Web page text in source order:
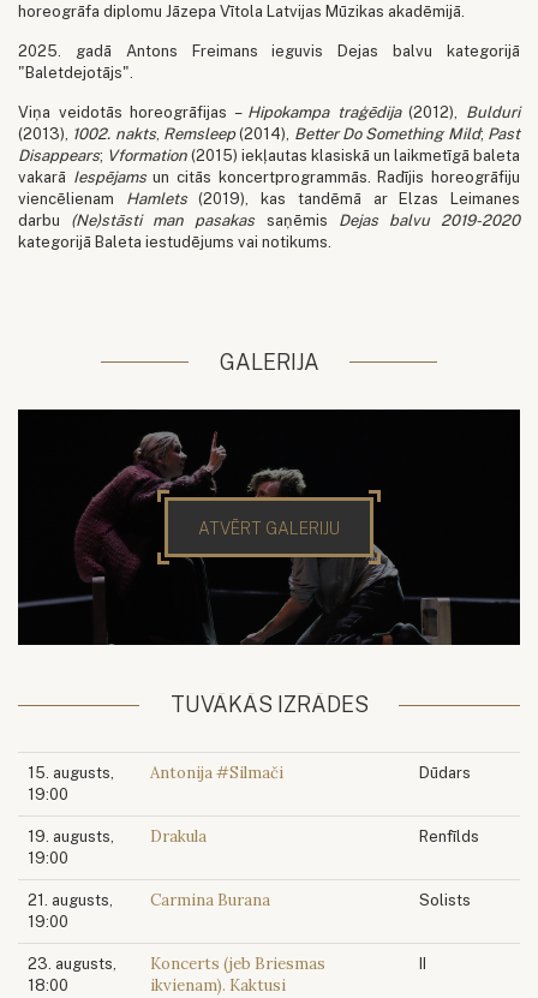
horeogrāfa diplomu Jāzepa Vītola Latvijas Mūzikas akadēmijā.
2025. gadā Antons Freimans ieguvis Dejas balvu kategorijā
"Baletdejotājs".
Viņa veidotās horeogrāfijas – Hipokampa traģēdija(2012), Bulduri
(2013), 1002. nakts, Remsleep(2014), Better Do Something Mild; Past
Disappears; Vformation (2015) iekļautas klasiskā un laikmetīgā baleta
vakarā Iespējamsun citās koncertprogrammās. Radījis horeogrāfiju
viencēlienam Hamlets(2019), kas tandēmā ar Elzas Leimanes
darbu (Ne)stāsti man pasakas saņēmis Dejas balvu 2019-2020
kategorijā Baleta iestudējums vai notikums.
GALERIJA
ATVĒRT GALERIJU
TUVĀKĀS IZRĀDES
15. augusts,
19:00
Antonija #Silmači Dūdars
19. augusts,
19:00
Drakula Renfīlds
21. augusts,
19:00
Carmina Burana Solists
23. augusts,
18:00
Koncerts (jeb Briesmas
ikvienam). Kaktusi